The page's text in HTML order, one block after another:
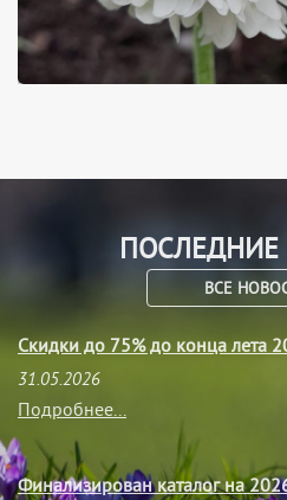
ВСЕ
Скидки до 75% до конца лета
31.05.2026
Подробнее...
Финализирован каталог на